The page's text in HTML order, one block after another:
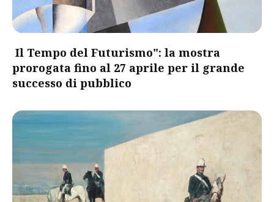
Il Tempo del Futurismo": la mostra
prorogata fino al 27 aprile per il grande
successo di pubblico